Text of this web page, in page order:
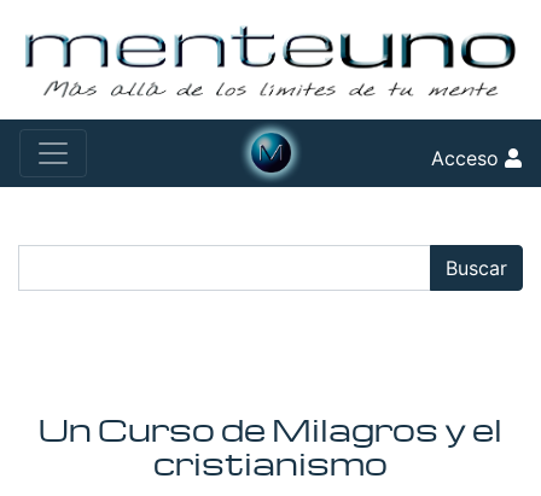
Acceso
Buscar
Un Curso de Milagros y el
cristianismo